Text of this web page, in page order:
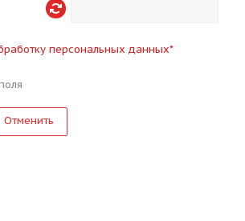
персональных данных*
Отменить